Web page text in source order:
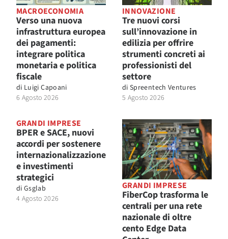
MACROECONOMIA
Verso una nuova
infrastruttura europea
dei pagamenti:
integrare politica
monetaria e politica
fiscale
di Luigi Capoani
6 Agosto 2026
INNOVAZIONE
Tre nuovi corsi
sull’innovazione in
edilizia per offrire
strumenti concreti ai
professionisti del
settore
di Spreentech Ventures
5 Agosto 2026
GRANDI IMPRESE
BPER e SACE, nuovi
accordi per sostenere
internazionalizzazione
e investimenti
strategici
di Gsglab
4 Agosto 2026
GRANDI IMPRESE
FiberCop trasforma le
centrali per una rete
nazionale di oltre
cento Edge Data